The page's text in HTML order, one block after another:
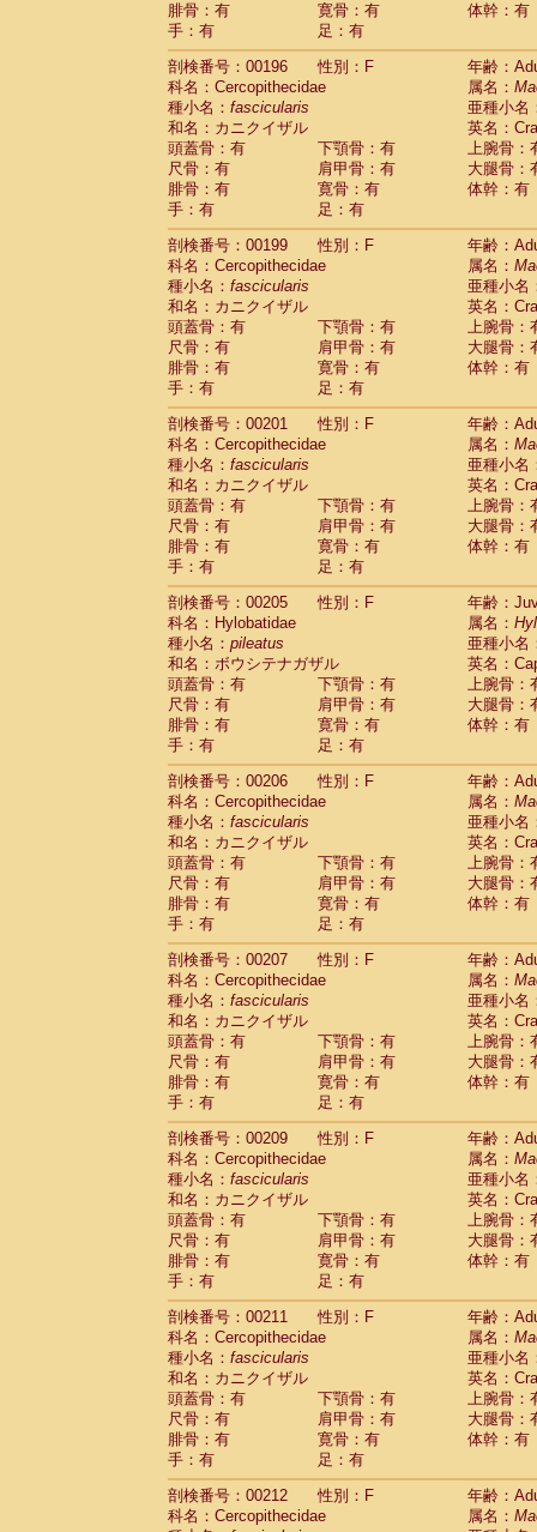
腓骨：有
寛骨：有
体幹：有
手：有
足：有
剖検番号：00196
性別：F
年齢：
科名：Cercopithecidae
属名：
種小名： fascicularis
亜種小名
和名：カニクイザル
英名：
頭蓋骨：有
下顎骨：有
上腕骨：
尺骨：有
肩甲骨：有
大腿骨：
腓骨：有
寛骨：有
体幹：有
手：有
足：有
剖検番号：00199
性別：F
年齢：
科名：Cercopithecidae
属名：
種小名： fascicularis
亜種小名
和名：カニクイザル
英名：
頭蓋骨：有
下顎骨：有
上腕骨：
尺骨：有
肩甲骨：有
大腿骨：
腓骨：有
寛骨：有
体幹：有
手：有
足：有
剖検番号：00201
性別：F
年齢：
科名：Cercopithecidae
属名：
種小名： fascicularis
亜種小名
和名：カニクイザル
英名：
頭蓋骨：有
下顎骨：有
上腕骨：
尺骨：有
肩甲骨：有
大腿骨：
腓骨：有
寛骨：有
体幹：有
手：有
足：有
剖検番号：00205
性別：F
年齢：
科名：Hylobatidae
属名：
種小名： pileatus
亜種小名
和名：ボウシテナガザル
英名：
頭蓋骨：有
下顎骨：有
上腕骨：
尺骨：有
肩甲骨：有
大腿骨：
腓骨：有
寛骨：有
体幹：有
手：有
足：有
剖検番号：00206
性別：F
年齢：
科名：Cercopithecidae
属名：
種小名： fascicularis
亜種小名
和名：カニクイザル
英名：
頭蓋骨：有
下顎骨：有
上腕骨：
尺骨：有
肩甲骨：有
大腿骨：
腓骨：有
寛骨：有
体幹：有
手：有
足：有
剖検番号：00207
性別：F
年齢：
科名：Cercopithecidae
属名：
種小名： fascicularis
亜種小名
和名：カニクイザル
英名：
頭蓋骨：有
下顎骨：有
上腕骨：
尺骨：有
肩甲骨：有
大腿骨：
腓骨：有
寛骨：有
体幹：有
手：有
足：有
剖検番号：00209
性別：F
年齢：
科名：Cercopithecidae
属名：
種小名： fascicularis
亜種小名
和名：カニクイザル
英名：
頭蓋骨：有
下顎骨：有
上腕骨：
尺骨：有
肩甲骨：有
大腿骨：
腓骨：有
寛骨：有
体幹：有
手：有
足：有
剖検番号：00211
性別：F
年齢：
科名：Cercopithecidae
属名：
種小名： fascicularis
亜種小名
和名：カニクイザル
英名：
頭蓋骨：有
下顎骨：有
上腕骨：
尺骨：有
肩甲骨：有
大腿骨：
腓骨：有
寛骨：有
体幹：有
手：有
足：有
剖検番号：00212
性別：F
年齢：
科名：Cercopithecidae
属名：